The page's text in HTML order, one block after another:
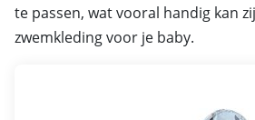
te passen, wat vooral handig kan
zwemkleding voor je baby.